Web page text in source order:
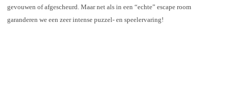
gevouwen of afgescheurd. Maar net als in een “echte” escape room
garanderen we een zeer intense puzzel- en speelervaring!